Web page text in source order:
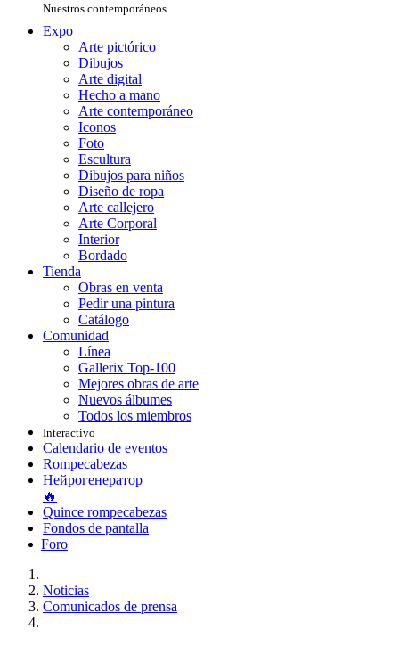
Nuestros contemporáneos
Expo
Arte pictórico
Dibujos
Arte digital
Hecho a mano
Arte contemporáneo
Iconos
Foto
Escultura
Dibujos para niños
Diseño de ropa
Arte callejero
Arte Corporal
Interior
Bordado
Tienda
Obras en venta
Pedir una pintura
Catálogo
Comunidad
Línea
Gallerix Top-100
Mejores obras de arte
Nuevos álbumes
Todos los miembros
Interactivo
Calendario de eventos
Rompecabezas
Нейрогенератор
🔥
Quince rompecabezas
Fondos de pantalla
Foro
Noticias
Comunicados de prensa